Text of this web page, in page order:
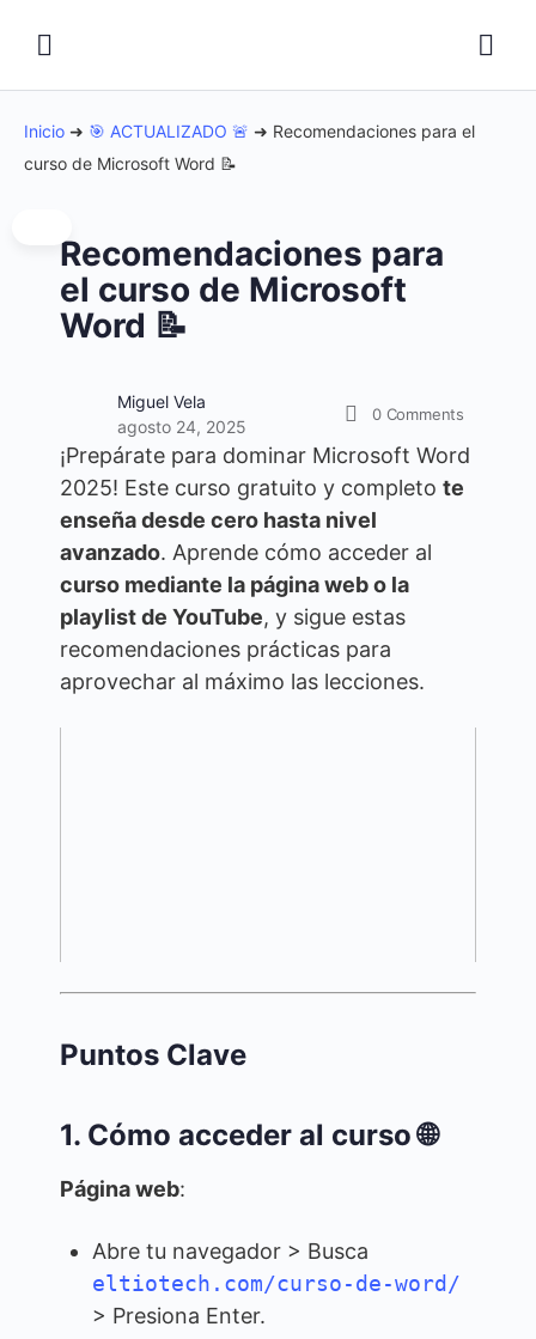
Inicio ➜ 🎯 ACTUALIZADO 🚨 ➜ Recomendaciones para el
curso de Microsoft Word 📝
Recomendaciones para
el curso de Microsoft
Word 📝
Miguel Vela
agosto 24, 2025
0 Comments
¡Prepárate para dominar Microsoft Word
2025! Este curso gratuito y completo te
enseña desde cero hasta nivel
avanzado. Aprende cómo acceder al
curso mediante la página web o la
playlist de YouTube, y sigue estas
recomendaciones prácticas para
aprovechar al máximo las lecciones.
Puntos Clave
1. Cómo acceder al curso 🌐
Página web:
Abre tu navegador > Busca
eltiotech.com/curso-de-word/
> Presiona Enter.